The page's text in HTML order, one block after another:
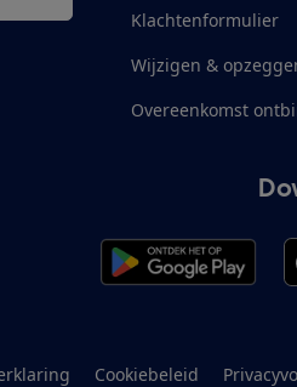
Klachtenformulier
Wijzigen &
Overeenkomst
Cookiebeleid